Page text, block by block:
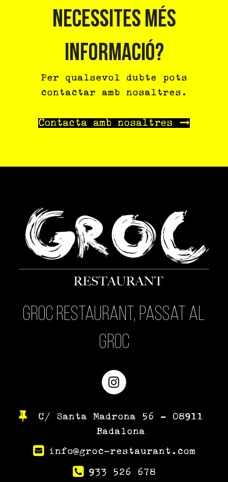
NECESSITES MÉS
INFORMACIÓ?
Per qualsevol dubte pots
contactar amb nosaltres.
Contacta amb nosaltres
Groc Restaurant, passat al
Groc
Instagram
C/ Santa Madrona 56 – 08911
Badalona
info@groc-restaurant.com
933 526 678